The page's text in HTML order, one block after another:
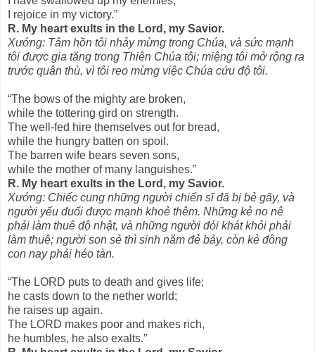
I rejoice in my victory.”
R. My heart exults in the Lord, my Savior.
Xướng: Tâm hồn tôi nhảy mừng trong Chúa, và sức mạnh
tôi được gia tăng trong Thiên Chúa tôi; miệng tôi mở rộng ra
trước quân thù, vì tôi reo mừng việc Chúa cứu độ tôi.
“The bows of the mighty are broken,
while the tottering gird on strength.
The well-fed hire themselves out for bread,
while the hungry batten on spoil.
The barren wife bears seven sons,
while the mother of many languishes.”
R. My heart exults in the Lord, my Savior.
Xướng: Chiếc cung những người chiến sĩ đã bị bẻ gãy, và
người yếu đuối được mạnh khoẻ thêm. Những kẻ no nê
phải làm thuê độ nhật, và những người đói khát khỏi phải
làm thuê; người son sẻ thì sinh năm đẻ bảy, còn kẻ đông
con nay phải héo tàn.
“The LORD puts to death and gives life;
he casts down to the nether world;
he raises up again.
The LORD makes poor and makes rich,
he humbles, he also exalts.”